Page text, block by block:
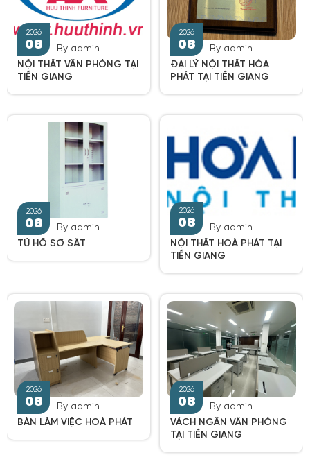
2026
08
By admin
NỘI THẤT VĂN PHÒNG TẠI
TIỀN GIANG
2026
08
By admin
ĐẠI LÝ NỘI THẤT HÒA
PHÁT TẠI TIỀN GIANG
By admin
TỦ HỒ SƠ SẮT
By admin
NỘI THẤT HOÀ PHÁT TẠI
TIỀN GIANG
By admin
BÀN LÀM VIỆC HOÀ PHÁT
By admin
VÁCH NGĂN VĂN PHÒNG
TẠI TIỀN GIANG